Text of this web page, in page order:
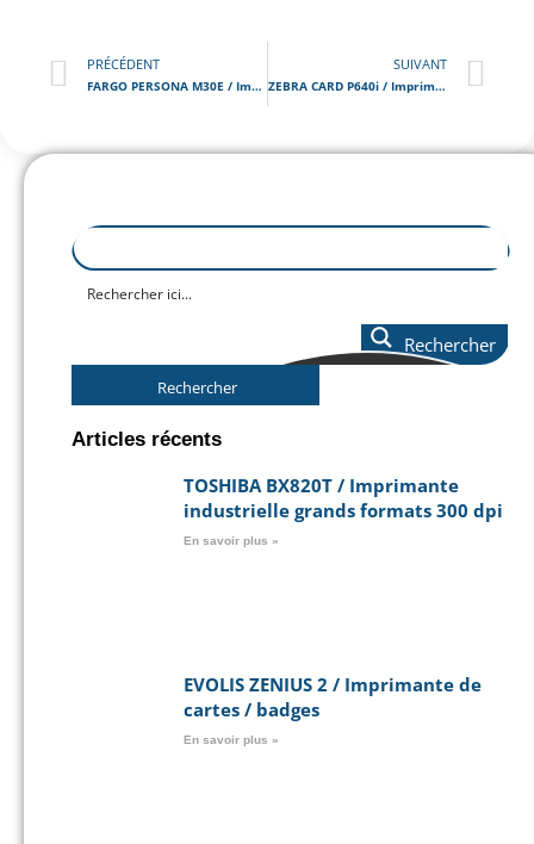
PRÉCÉDENT
FARGO PERSONA M30E / Imprimante de cartes – badges
SUIVANT
ZEBRA CARD P640i / Imprimante de cartes – badges
Rechercher
Rechercher
Articles récents
TOSHIBA BX820T / Imprimante
industrielle grands formats 300 dpi
En savoir plus »
EVOLIS ZENIUS 2 / Imprimante de
cartes / badges
En savoir plus »